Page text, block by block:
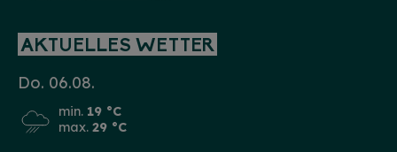
AKTUELLES WETTER
Do. 06.08.
min. 19 °C
max. 29 °C